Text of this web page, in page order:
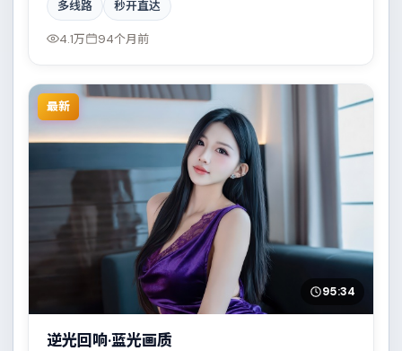
交织成一曲悲歌。结尾留白耐人寻味。
多线路 秒开直达
4.1万 94个月前
最新
95:34
逆光回响·蓝光画质